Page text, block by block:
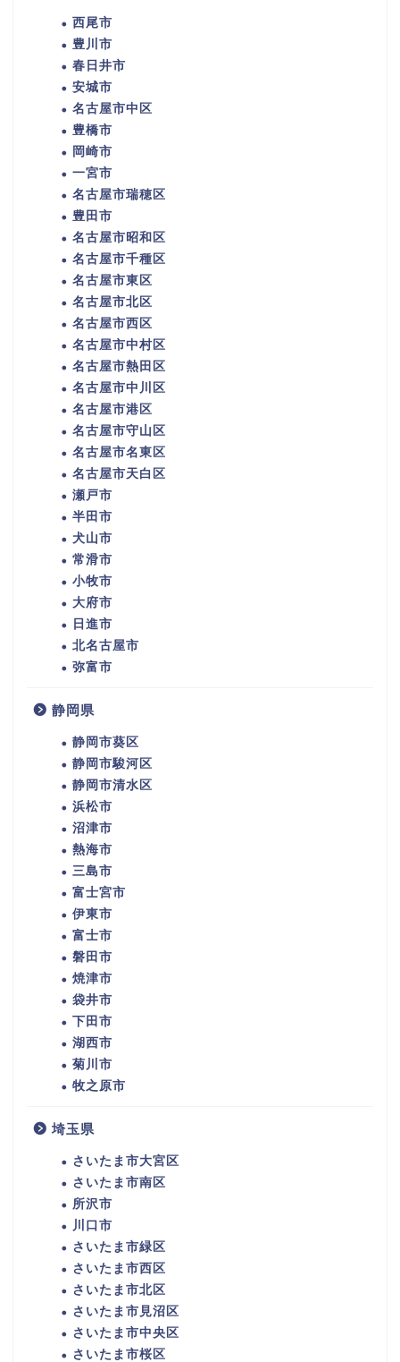
西尾市
豊川市
春日井市
安城市
名古屋市中区
豊橋市
岡崎市
一宮市
名古屋市瑞穂区
豊田市
名古屋市昭和区
名古屋市千種区
名古屋市東区
名古屋市北区
名古屋市西区
名古屋市中村区
名古屋市熱田区
名古屋市中川区
名古屋市港区
名古屋市守山区
名古屋市名東区
名古屋市天白区
瀬戸市
半田市
犬山市
常滑市
小牧市
大府市
日進市
北名古屋市
弥富市
静岡県
静岡市葵区
静岡市駿河区
静岡市清水区
浜松市
沼津市
熱海市
三島市
富士宮市
伊東市
富士市
磐田市
焼津市
袋井市
下田市
湖西市
菊川市
牧之原市
埼玉県
さいたま市大宮区
さいたま市南区
所沢市
川口市
さいたま市緑区
さいたま市西区
さいたま市北区
さいたま市見沼区
さいたま市中央区
さいたま市桜区